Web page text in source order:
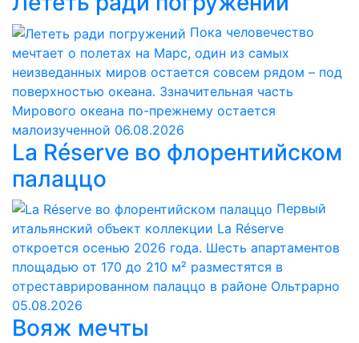
Пока человечество
мечтает о полетах на Марс, один из самых
неизведанных миров остается совсем рядом – под
поверхностью океана. Ззначительная часть
Мирового океана по-прежнему остается
малоизученной 06.08.2026
La Réserve во флорентийском
палаццо
Первый
итальянский объект коллекции La Réserve
откроется осенью 2026 года. Шесть апартаментов
площадью от 170 до 210 м² разместятся в
отреставрированном палаццо в районе Ольтрарно
05.08.2026
Вояж мечты